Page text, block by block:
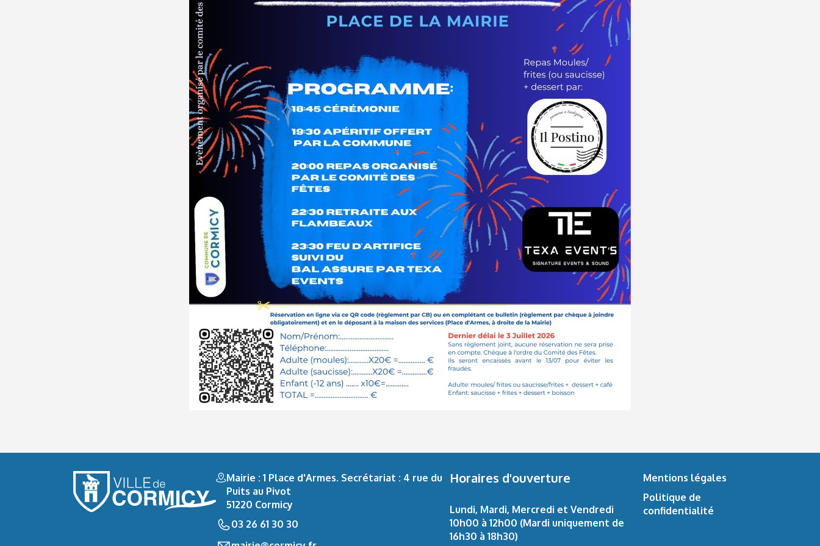
Mairie : 1 Place d'Armes. Secrétariat : 4 rue du
Puits au Pivot
51220 Cormicy
03 26 61 30 30
Horaires d'ouverture
Lundi, Mardi, Mercredi et Vendredi
10h00 à 12h00 (Mardi uniquement de
16h30 à 18h30)
Mentions légales
Politique de
confidentialité